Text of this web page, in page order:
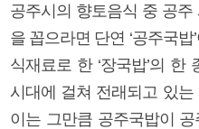
공주시의 향토음식 중 공
을 꼽으라면 단연 ‘공주국
식재료로 한 ‘장국밥’의 한
시대에 걸쳐 전래되고 있
이는 그만큼 공주국밥이